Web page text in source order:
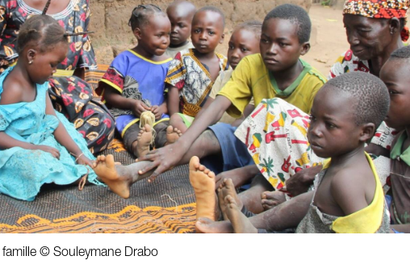
© Souleymane Drabo